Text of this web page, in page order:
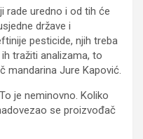
rade uredno i od tih će
države i
pesticide, njih treba
tražiti analizama, to
mandarina Jure Kapović.
je neminovno. Koliko
se proizvođač